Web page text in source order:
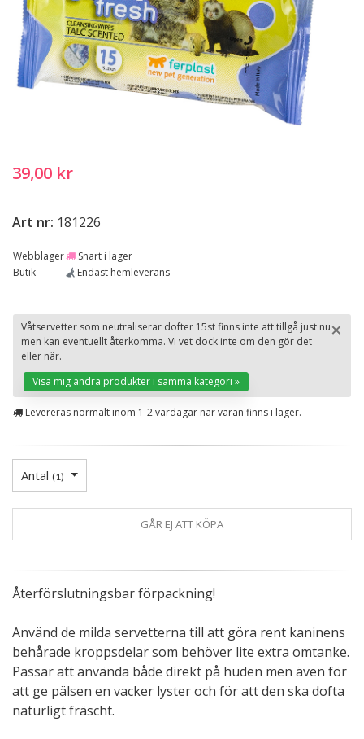
39,00 kr
Art nr: 181226
Webblager
Snart i lager
Butik
Endast hemleverans
×
Våtservetter som neutraliserar dofter 15st finns inte att tillgå just nu
men kan eventuellt återkomma. Vi vet dock inte om den gör det
eller när.
Visa mig andra produkter i samma kategori »
Levereras normalt inom 1-2 vardagar när varan finns i lager.
Antal (1)
GÅR EJ ATT KÖPA
Återförslutningsbar förpackning!
Använd de milda servetterna till att göra rent kaninens
behårade kroppsdelar som behöver lite extra omtanke.
Passar att använda både direkt på huden men även för
att ge pälsen en vacker lyster och för att den ska dofta
naturligt fräscht.